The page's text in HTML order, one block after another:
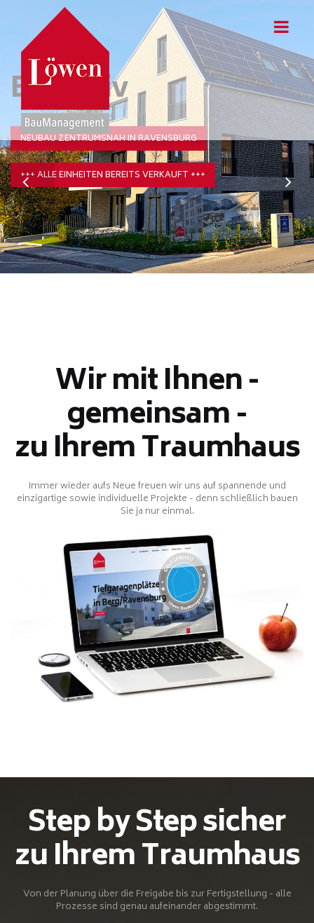
Exklusiv
NEUBAU ZENTRUMSNAH IN RAVENSBURG
+++ ALLE EINHEITEN BEREITS VERKAUFT +++
Wir mit Ihnen -
gemeinsam -
zu Ihrem Traumhaus
Immer wieder aufs Neue freuen wir uns auf spannende und
einzigartige sowie individuelle Projekte - denn schließlich bauen
Sie ja nur einmal.
Step by Step sicher
zu Ihrem Traumhaus
Von der Planung über die Freigabe bis zur Fertigstellung - alle
Prozesse sind genau aufeinander abgestimmt.